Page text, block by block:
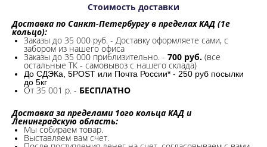
Стоимость доставки
Доставка по Санкт-Петербургу в пределах КАД (1е
кольцо):
Заказы до 35 000 руб. - Доставку оформляете сами, с
забором из нашего офиса
Заказы до 35 000 приблизительно. - 700 руб. (все
остальные ТК - самовывоз с нашего склада)
До СДЭКа, 5POST или Почта России* - 250 руб посылки
до 5кг
От 35 001 р. - БЕСПЛАТНО
Доставка за пределами 1ого кольца КАД и
Ленинградскую область:
Мы собираем товар.
Выставляем вам счет.